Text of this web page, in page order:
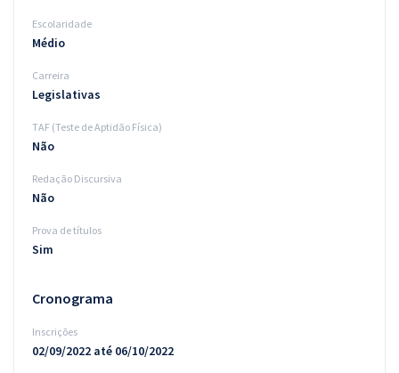
Escolaridade
Médio
Carreira
Legislativas
TAF (Teste de Aptidão Física)
Não
Redação Discursiva
Não
Prova de títulos
Sim
Cronograma
Inscrições
02/09/2022 até 06/10/2022